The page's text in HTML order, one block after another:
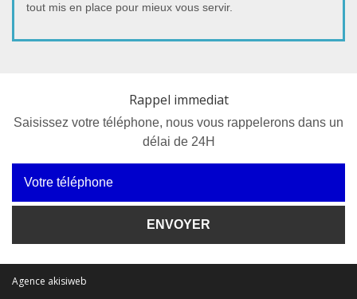
tout mis en place pour mieux vous servir.
Rappel immediat
Saisissez votre téléphone, nous vous rappelerons dans un
délai de 24H
Agence akisiweb